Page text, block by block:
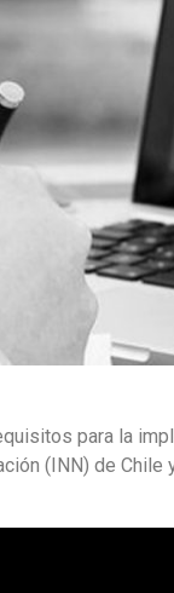
para la
(INN) de